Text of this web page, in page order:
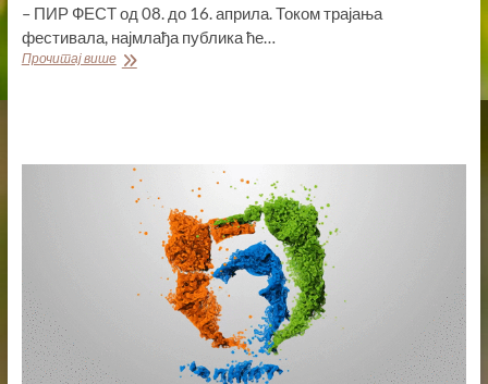
– ПИР ФЕСТ од 08. до 16. априла. Током трајања
фестивала, најмлађа публика ће…
Прочитај вишеПРВИ
ДЕЦУ
ФЕСТ